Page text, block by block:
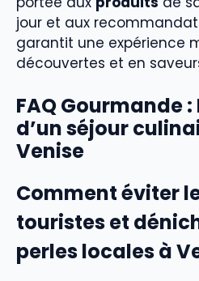
jour et aux
garantit une expérience
découvertes et en
FAQ Gourmande :
d’un séjour
Venise
Comment éviter
touristes et
perles locales à